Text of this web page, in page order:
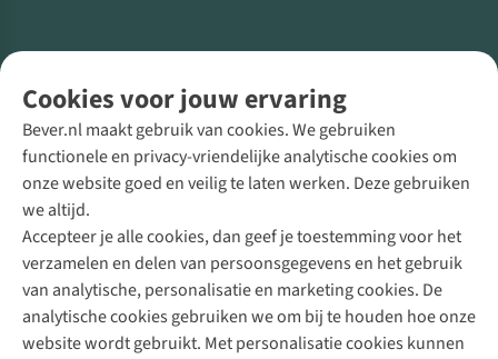
Cookies voor jouw ervaring
Bever.nl maakt gebruik van cookies. We gebruiken
functionele en privacy-vriendelijke analytische cookies om
onze website goed en veilig te laten werken. Deze gebruiken
we altijd.
Accepteer je alle cookies, dan geef je toestemming voor het
verzamelen en delen van persoonsgegevens en het gebruik
van analytische, personalisatie en marketing cookies. De
analytische cookies gebruiken we om bij te houden hoe onze
website wordt gebruikt. Met personalisatie cookies kunnen
Direct advies van een Buitenexpert
+31 (0)85 888 50 88
+31 6 12 28 49 80
Contactformulier